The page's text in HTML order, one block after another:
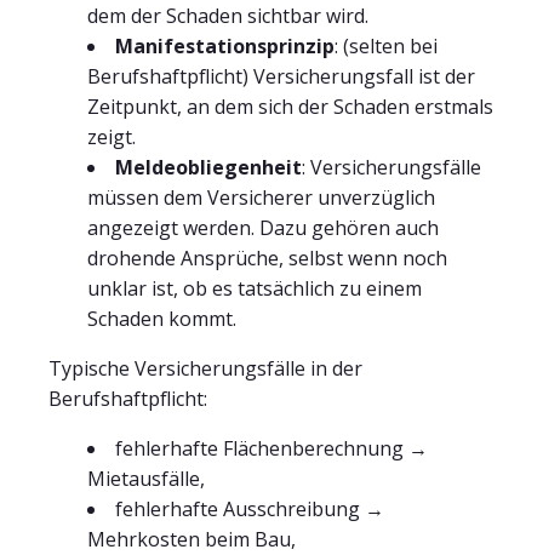
dem der Schaden sichtbar wird.
Manifestationsprinzip: (selten bei
Berufshaftpflicht) Versicherungsfall ist der
Zeitpunkt, an dem sich der Schaden erstmals
zeigt.
Meldeobliegenheit: Versicherungsfälle
müssen dem Versicherer unverzüglich
angezeigt werden. Dazu gehören auch
drohende Ansprüche, selbst wenn noch
unklar ist, ob es tatsächlich zu einem
Schaden kommt.
Typische Versicherungsfälle in der
Berufshaftpflicht:
fehlerhafte Flächenberechnung →
Mietausfälle,
fehlerhafte Ausschreibung →
Mehrkosten beim Bau,